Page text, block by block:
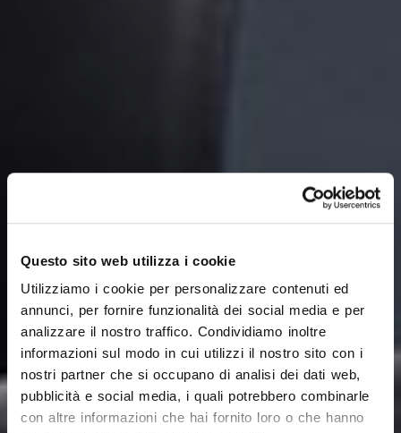
Questo sito web utilizza i cookie
Utilizziamo i cookie per personalizzare contenuti ed
annunci, per fornire funzionalità dei social media e per
analizzare il nostro traffico. Condividiamo inoltre
informazioni sul modo in cui utilizzi il nostro sito con i
nostri partner che si occupano di analisi dei dati web,
pubblicità e social media, i quali potrebbero combinarle
con altre informazioni che hai fornito loro o che hanno